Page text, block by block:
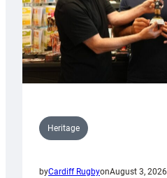
Heritage
byCardiff RugbyonAugust 3, 2026